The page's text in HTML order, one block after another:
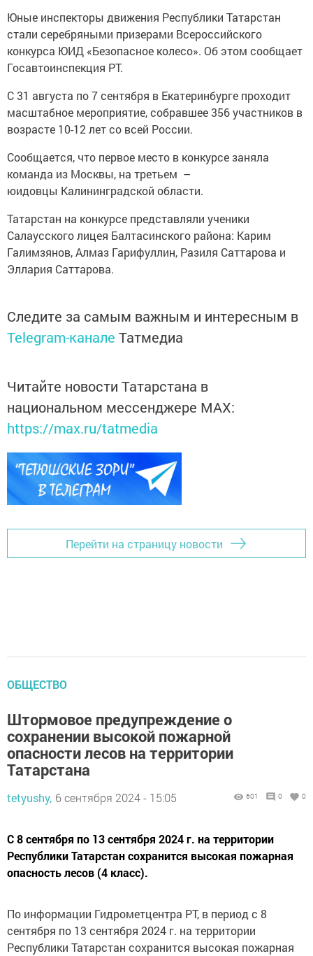
Юные инспекторы движения Республики Татарстан
стали серебряными призерами Всероссийского
конкурса ЮИД «Безопасное колесо». Об этом сообщает
Госавтоинспекция РТ.
С 31 августа по 7 сентября в Екатеринбурге проходит
масштабное мероприятие, собравшее 356 участников в
возрасте 10-12 лет со всей России.
Сообщается, что первое место в конкурсе заняла
команда из Москвы, на третьем –
юидовцы Калининградской области.
Татарстан на конкурсе представляли ученики
Салаусского лицея Балтасинского района: Карим
Галимзянов, Алмаз Гарифуллин, Разиля Саттарова и
Эллария Саттарова.
Следите за самым важным и интересным в
Telegram-канале Татмедиа
Читайте новости Татарстана в
национальном мессенджере MАХ:
https://max.ru/tatmedia
Перейти на страницу новости
ОБЩЕСТВО
Штормовое предупреждение о
сохранении высокой пожарной
опасности лесов на территории
Татарстана
tetyushy, 6 сентября 2024 - 15:05 601 0 0
С 8 сентября по 13 сентября 2024 г. на территории
Республики Татарстан сохранится высокая пожарная
опасность лесов (4 класс).
По информации Гидрометцентра РТ, в период с 8
сентября по 13 сентября 2024 г. на территории
Республики Татарстан сохранится высокая пожарная